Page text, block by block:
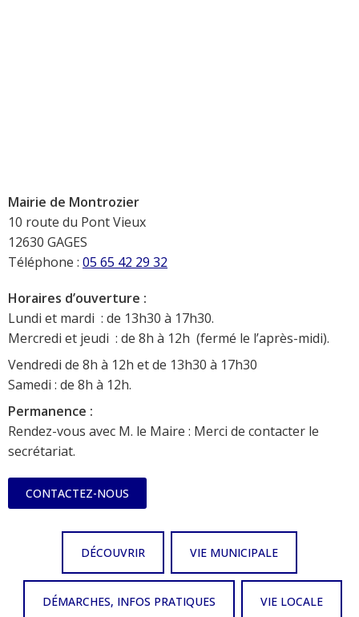
Mairie de Montrozier
10 route du Pont Vieux
12630 GAGES
Téléphone : 05 65 42 29 32
Horaires d’ouverture :
Lundi et mardi : de 13h30 à 17h30.
Mercredi et jeudi : de 8h à 12h (fermé le l’après-midi).
Vendredi de 8h à 12h et de 13h30 à 17h30
Samedi : de 8h à 12h.
Permanence :
Rendez-vous avec M. le Maire : Merci de contacter le
secrétariat.
CONTACTEZ-NOUS
DÉCOUVRIR VIE MUNICIPALE
DÉMARCHES, INFOS PRATIQUES VIE LOCALE